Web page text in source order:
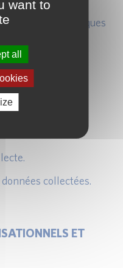
(notes techniques
DE
collectées.
ET
want to
all